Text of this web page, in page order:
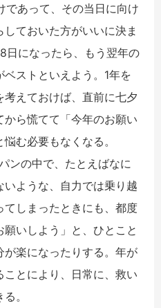
であって、その当日に向け
ておいた方がいいに決ま
日になったら、もう翌年の
ストといえよう。1年を
えておけば、直前に七夕
ら慌てて「今年のお願い
む必要もなくなる。
ンの中で、たとえばなに
ような、自力では乗り越
てしまったときにも、都度
願いしよう」と、ひとこと
が楽になったりする。年が
とにより、日常に、救い
。